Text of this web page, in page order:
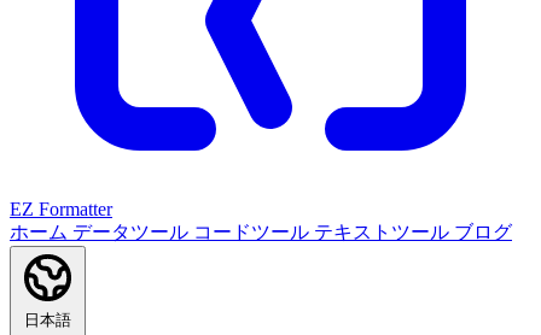
EZ Formatter
ホーム データツール コードツール テキストツール ブログ
日本語